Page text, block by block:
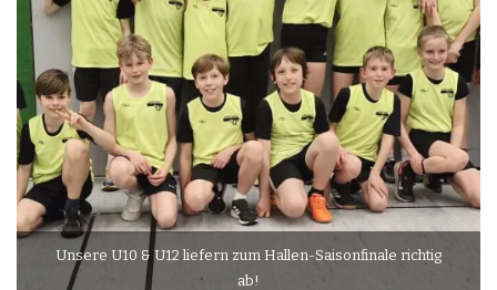
Unsere U10 & U12 liefern zum Hallen-Saisonfinale richtig
ab!